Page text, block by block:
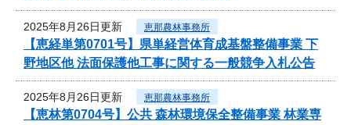
2025年8月26日更新 恵那農林事務所
【恵経単第0701号】県単経営体育成基盤整備事業 下
野地区他 法面保護他工事に関する一般競争入札公告
2025年8月26日更新 恵那農林事務所
【恵林第0704号】公共 森林環境保全整備事業 林業専